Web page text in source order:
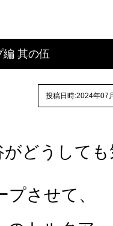
編 其の伍
投稿日時:2024年07
どうして
させて、